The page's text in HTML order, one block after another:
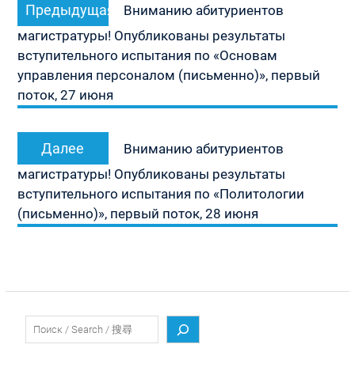
по
записям
Предыдущая
запись:
Вниманию абитуриентов
магистратуры! Опубликованы результаты
вступительного испытания по «Основам
управления персоналом (письменно)», первый
поток, 27 июня
Далее
запись:
Вниманию абитуриентов
магистратуры! Опубликованы результаты
вступительного испытания по «Политологии
(письменно)», первый поток, 28 июня